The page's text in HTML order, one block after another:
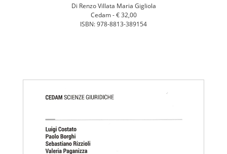
Di Renzo Villata Maria Gigliola
Cedam -€ 32,00
ISBN: 978-8813-389154